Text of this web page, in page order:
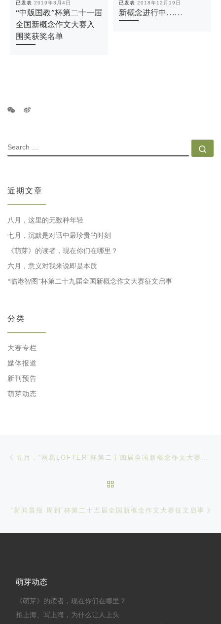
已发表 2019年3月4日
“中版国教”杯第二十一届
全国新概念作文大赛入
围奖获奖名单
已发表 2018年12月19日
新概念进行中……
SEARCH
近期文章
八月，这里的无数种年轻
七月，沉默是对话中最珍贵的时刻
《萌芽》的读者，现在你们在哪里？
六月，意义对我来说即是本质
“临港智图”杯第二十九届全国新概念作文大赛征文启事
分类
大赛专栏
媒体报道
新刊预告
萌芽动态
文章导航
“新闻晨报·周到”杯第二十五届全国新概念作文大赛征文启事
萌芽动态
《萌芽》的读者，现在你们在哪里？
拍上海、写上海，为什么让人上头